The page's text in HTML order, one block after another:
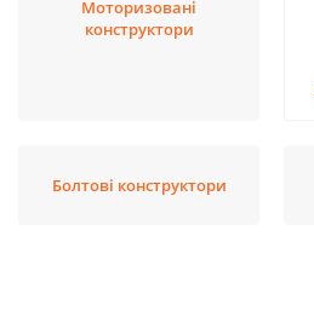
Моторизовані
конструктори
Болтові конструктори